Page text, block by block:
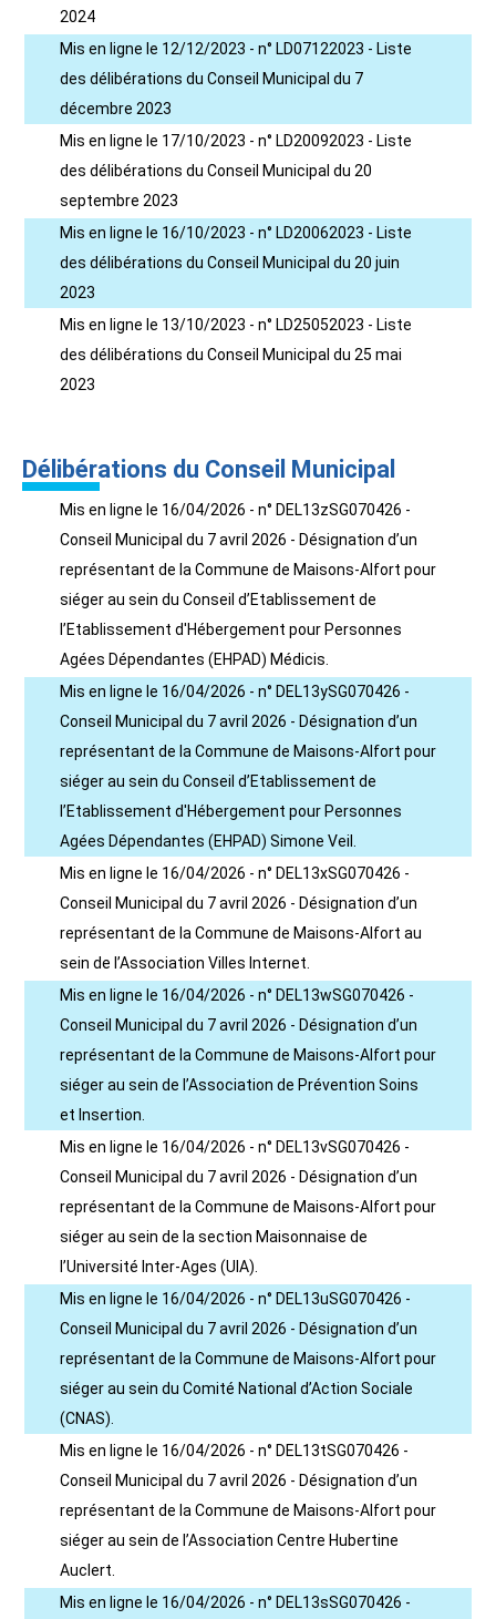
2024
Mis en ligne le 12/12/2023 - n° LD07122023 - Liste
des délibérations du Conseil Municipal du 7
décembre 2023
Mis en ligne le 17/10/2023 - n° LD20092023 - Liste
des délibérations du Conseil Municipal du 20
septembre 2023
Mis en ligne le 16/10/2023 - n° LD20062023 - Liste
des délibérations du Conseil Municipal du 20 juin
2023
Mis en ligne le 13/10/2023 - n° LD25052023 - Liste
des délibérations du Conseil Municipal du 25 mai
2023
Délibérations du Conseil Municipal
Mis en ligne le 16/04/2026 - n° DEL13zSG070426 -
Conseil Municipal du 7 avril 2026 - Désignation d’un
représentant de la Commune de Maisons-Alfort pour
siéger au sein du Conseil d’Etablissement de
l’Etablissement d'Hébergement pour Personnes
Agées Dépendantes (EHPAD) Médicis.
Mis en ligne le 16/04/2026 - n° DEL13ySG070426 -
Conseil Municipal du 7 avril 2026 - Désignation d’un
représentant de la Commune de Maisons-Alfort pour
siéger au sein du Conseil d’Etablissement de
l’Etablissement d'Hébergement pour Personnes
Agées Dépendantes (EHPAD) Simone Veil.
Mis en ligne le 16/04/2026 - n° DEL13xSG070426 -
Conseil Municipal du 7 avril 2026 - Désignation d’un
représentant de la Commune de Maisons-Alfort au
sein de l’Association Villes Internet.
Mis en ligne le 16/04/2026 - n° DEL13wSG070426 -
Conseil Municipal du 7 avril 2026 - Désignation d’un
représentant de la Commune de Maisons-Alfort pour
siéger au sein de l’Association de Prévention Soins
et Insertion.
Mis en ligne le 16/04/2026 - n° DEL13vSG070426 -
Conseil Municipal du 7 avril 2026 - Désignation d’un
représentant de la Commune de Maisons-Alfort pour
siéger au sein de la section Maisonnaise de
l’Université Inter-Ages (UIA).
Mis en ligne le 16/04/2026 - n° DEL13uSG070426 -
Conseil Municipal du 7 avril 2026 - Désignation d’un
représentant de la Commune de Maisons-Alfort pour
siéger au sein du Comité National d’Action Sociale
(CNAS).
Mis en ligne le 16/04/2026 - n° DEL13tSG070426 -
Conseil Municipal du 7 avril 2026 - Désignation d’un
représentant de la Commune de Maisons-Alfort pour
siéger au sein de l’Association Centre Hubertine
Auclert.
Mis en ligne le 16/04/2026 - n° DEL13sSG070426 -